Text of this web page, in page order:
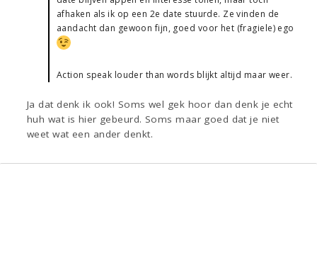
afhaken als ik op een 2e date stuurde. Ze vinden de
aandacht dan gewoon fijn, goed voor het (fragiele) ego
Action speak louder than words blijkt altijd maar weer.
Ja dat denk ik ook! Soms wel gek hoor dan denk je echt
huh wat is hier gebeurd. Soms maar goed dat je niet
weet wat een ander denkt.